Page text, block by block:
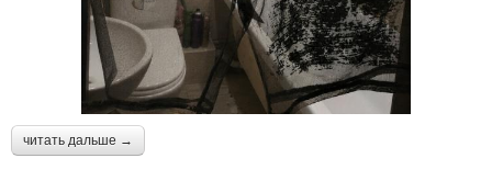
читать дальше →